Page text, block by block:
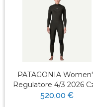
PATAGONIA
Regulatore 4/3 2026
520,00 €